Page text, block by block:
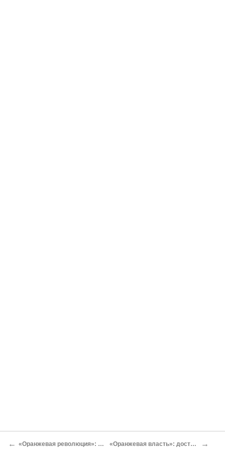
← «Оранжевая революция»: хроника событий «Оранжевая власть»: достижения и неудачи →